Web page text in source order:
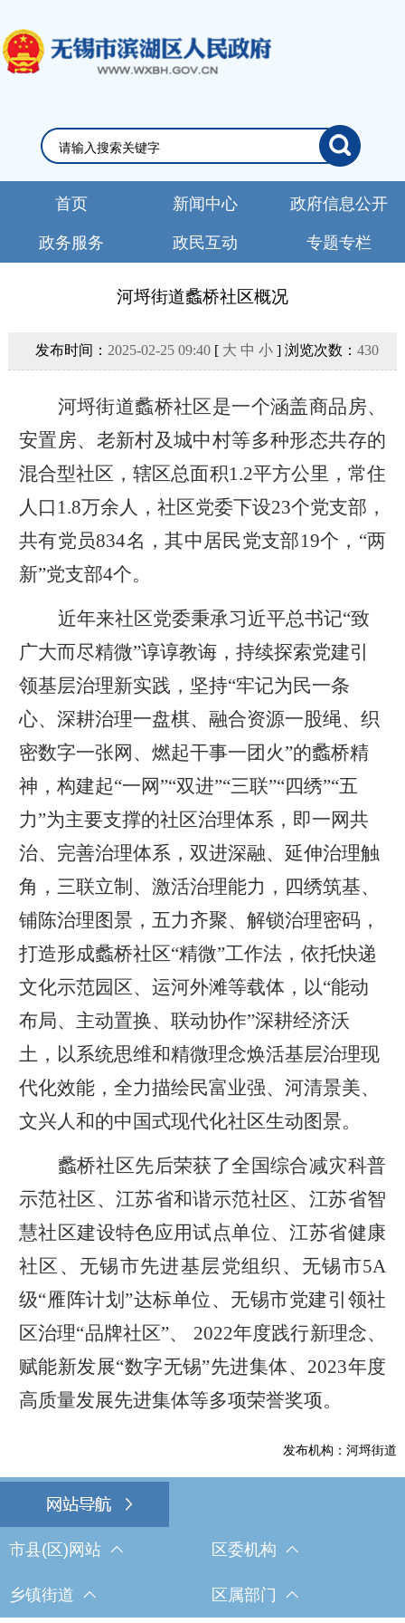
首页 新闻中心 政府信息公开
政务服务 政民互动 专题专栏
河埒街道蠡桥社区概况
发布时间： 2025-02-25 09:40[ 大 中 小] 浏览次数： 430
河埒街道蠡桥社区是一个涵盖商品房、
安置房、老新村及城中村等多种形态共存的
混合型社区，辖区总面积1.2平方公里，常住
人口 1.8万余人，社区党委下设23个党支部，
共有党员834名 ，其中居民党支部19个， “两
新”党支部4个。
近年来社区党委秉承习近平总书记“致
广大而尽精微”谆谆教诲，持续探索党建引
领基层治理新实践，坚持“牢记为民一条
心、深耕治理一盘棋、融合资源一股绳、织
密数字一张网、燃起干事一团火”的蠡桥精
神，构建起“一网”“双进”“三联”“四绣”“五
力”为主要支撑的社区治理体系，即一网共
治、完善治理体系，双进深融、延伸治理触
角，三联立制、激活治理能力，四绣筑基、
铺陈治理图景，五力齐聚、解锁治理密码，
打造形成蠡桥社区“精微”工作法，依托快递
文化示范园区、运河外滩等载体，以“能动
布局、主动置换、联动协作”深耕经济沃
土，以系统思维和精微理念焕活基层治理现
代化效能， 全力描绘民富业强、河清景美、
文兴人和的中国式现代化社区生动图景。
蠡桥社区先后荣获了全国综合减灾科普
示范社区、江苏省和谐示范社区、江苏省智
慧社区建设特色应用试点单位、江苏省健康
社区、 无锡市先进基层党组织、无锡市5A
级“雁阵计划 ”达标单位 、无锡市党建引领社
区治理“品牌社区”、 2022年度践行新理念、
赋能新发展“数字无锡”先进集体、 2023年度
高质量发展先进集体等多项荣誉奖项。
发布机构：河埒街道
市县(区)网站 区委机构
乡镇街道 区属部门